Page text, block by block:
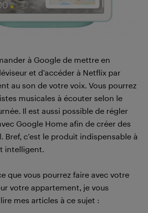
à Google de mettre en
et d’accéder à Netflix par
au son de votre voix. Vous pourrez
musicales à écouter selon le
Il est aussi possible de régler
Google Home afin de créer des
Bref, c’est le produit indispensable à
intelligent.
que vous pourrez faire avec votre
votre appartement, je vous
mes articles à ce sujet :